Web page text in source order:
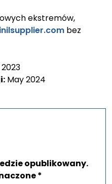
ekstremów,
bez
May 2024
opublikowany.
*